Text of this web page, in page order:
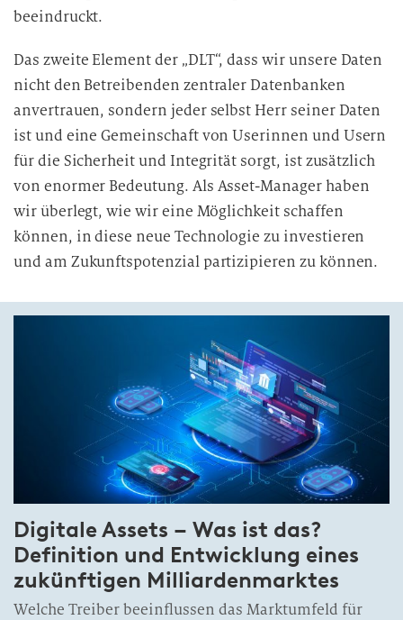
beeindruckt.
Das zweite Element der „DLT“, dass wir unsere Daten
nicht den Betreibenden zentraler Datenbanken
anvertrauen, sondern jeder selbst Herr seiner Daten
ist und eine Gemeinschaft von Userinnen und Usern
für die Sicherheit und Integrität sorgt, ist zusätzlich
von enormer Bedeutung. Als Asset-Manager haben
wir überlegt, wie wir eine Möglichkeit schaffen
können, in diese neue Technologie zu investieren
und am Zukunftspotenzial partizipieren zu können.
Digitale Assets – Was ist das?
Definition und Entwicklung eines
zukünftigen Milliardenmarktes
Welche Treiber beeinflussen das Marktumfeld für